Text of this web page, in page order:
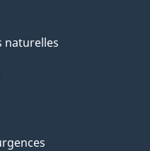
naturelles